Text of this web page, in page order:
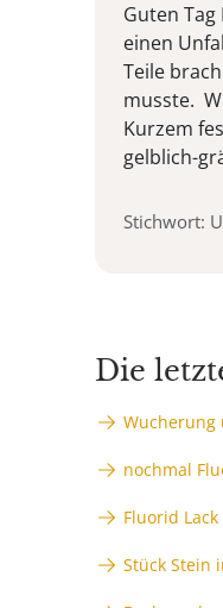
Guten
einen
Teile
musste.
Kurzem
gelblich-
Stichwort:
Die
Wucherung
nochmal
Fluorid Lack
Stück Stein